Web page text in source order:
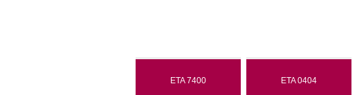
ETA 7400 ETA 0404